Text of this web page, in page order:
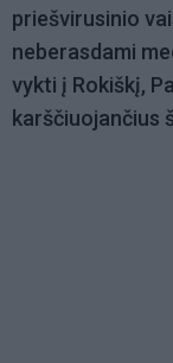
priešvirusinio
neberasdami
vykti į Rokiškį,
karščiuojančius